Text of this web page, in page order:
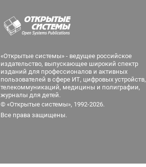
«Открытые системы» - ведущее российское
издательство, выпускающее широкий спектр
изданий для профессионалов и активных
пользователей в сфере ИТ, цифровых устройств,
телекоммуникаций, медицины и полиграфии,
журналы для детей.
© «Открытые системы», 1992-2026.
Все права защищены.